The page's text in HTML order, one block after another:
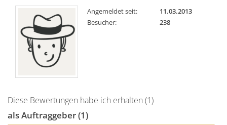
Angemeldet seit:
11.03.2013
Besucher:
238
Diese Bewertungen habe ich erhalten (1)
als Auftraggeber (1)